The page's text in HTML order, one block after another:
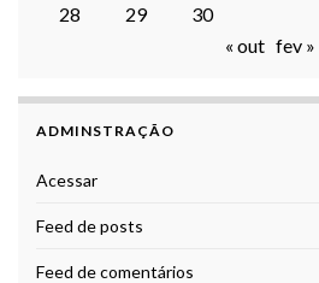
28
29
30
« out fev »
ADMINSTRAÇÃO
Acessar
Feed de posts
Feed de comentários